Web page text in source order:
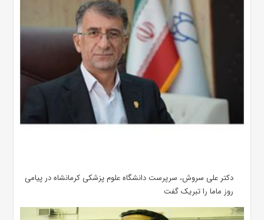
دکتر علی سروش، سرپرست دانشگاه علوم پزشکی کرمانشاه در پیامی
روز ماما را تبریک گفت